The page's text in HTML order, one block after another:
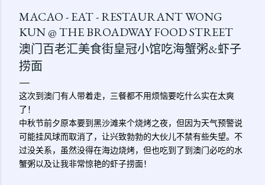
MACAO - EAT - RESTAURANT WONG
KUN @ THE BROADWAY FOOD STREET
澳门百老汇美食街皇冠小馆吃海蟹粥&虾子
捞面
这次到澳门有人带着走，三餐都不用烦恼要吃什么实在太爽
了！
中秋节前夕原本要到黑沙滩来个烧烤之夜，但因为天气预警说
可能挂风球而取消了，让兴致勃勃的大伙儿不禁有些失望。不
过没关系，虽然没得在海边烧烤，但也吃到了到澳门必吃的水
蟹粥以及让我非常惊艳的虾子捞面！